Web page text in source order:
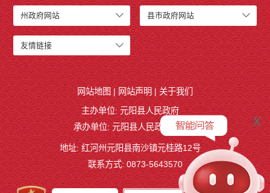
州政府网站 县市政府网站
友情链接
x
网站地图 | 网站声明 | 关于我们
主办单位: 元阳县人民政府
承办单位: 元阳县人民政府办公室
地址: 红河州元阳县南沙镇元桂路12号
联系方式: 0873-5643570